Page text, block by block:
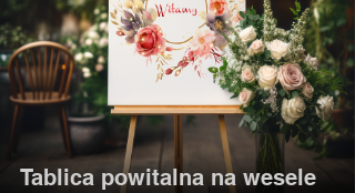
Tablica powitalna na wesele